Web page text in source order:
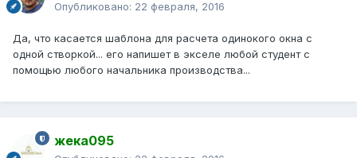
Опубликовано: 22 февраля, 2016
Да, что касается шаблона для расчета одинокого окна с
одной створкой... его напишет в экселе любой студент с
помощью любого начальника производства...
жека095